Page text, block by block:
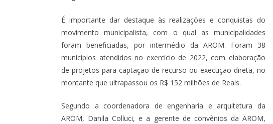
É importante dar destaque às realizações e conquistas do
movimento municipalista, com o qual as municipalidades
foram beneficiadas, por intermédio da AROM. Foram 38
municípios atendidos no exercício de 2022, com elaboração
de projetos para captação de recurso ou execução direta, no
montante que ultrapassou os R$ 152 milhões de Reais.
Segundo a coordenadora de engenharia e arquitetura da
AROM, Danila Colluci, e a gerente de convênios da AROM,